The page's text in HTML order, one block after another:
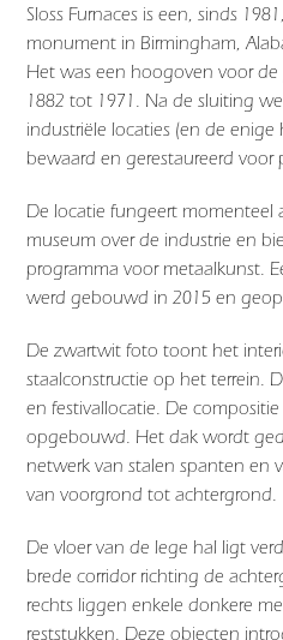
Sloss Furnaces is een, sinds
monument in Birmingham,
Het was een hoogoven voor
1882 tot 1971. Na de sluiting
industriële locaties (en de
bewaard en gerestaureerd voor
De locatie fungeert momenteel
museum over de industrie en
programma voor metaalkunst.
werd gebouwd in 2015 en
De zwartwit foto toont het
staalconstructie op het terrein.
en festivallocatie. De
opgebouwd. Het dak wordt
netwerk van stalen spanten en
van voorgrond tot achtergrond.
De vloer van de lege hal ligt
brede corridor richting de
rechts liggen enkele donkere
reststukken. Deze objecten